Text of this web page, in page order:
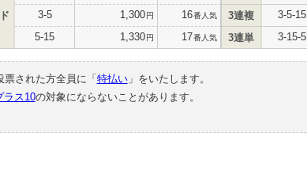
3-5 1,300円 16番人気
5-15 1,330円 17番人気
3連複 3-5-15
3連単 3-15-5
された方全員に「 特払い」をいたします。
ラス10の対象にならないことがあります。